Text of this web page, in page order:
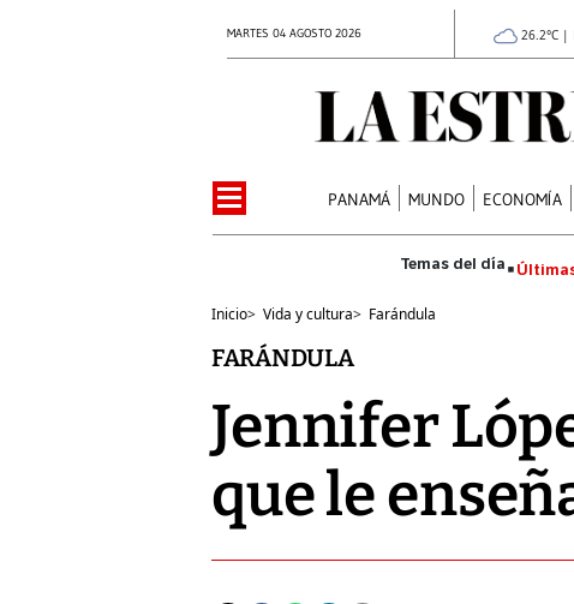
MARTES 04 AGOSTO 2026 26.2°C |
PANAMÁ MUNDO ECONOMÍA
Inicio> Vida y cultura> Farándula
FARÁNDULA
Jennifer
que le